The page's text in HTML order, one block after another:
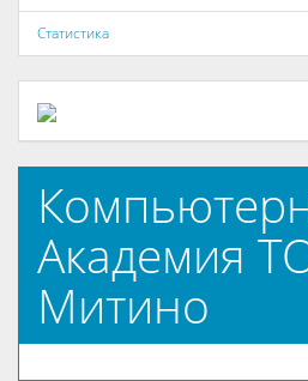
Статистика
Академия
Митино